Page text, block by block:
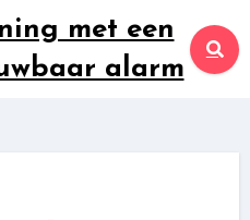
met een
alarm